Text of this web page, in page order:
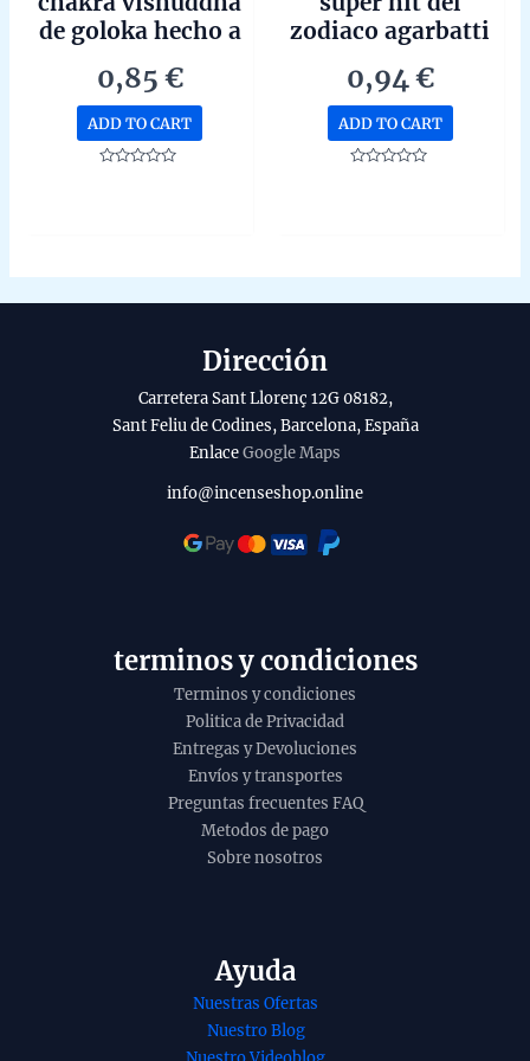
de goloka hecho a
unidad de 15g
0,85 €
ADD TO CART
zodiaco agarbatti
mano en bangalore
unidad de 15g
0,94€
ADD TO CART
Dirección
Carretera Sant Llorenç 12G 08182,
Sant Feliu de Codines, Barcelona, España
EnlaceGoogle Maps
info@incenseshop.online
terminos y condiciones
Terminos y condiciones
Politica de Privacidad
Entregas y Devoluciones
Envíos y transportes
Preguntas frecuentes FAQ
Metodos de pago
Sobre nosotros
Ayuda
Nuestras Ofertas
Nuestro Blog
Incienso quinto
chakra vishuddha